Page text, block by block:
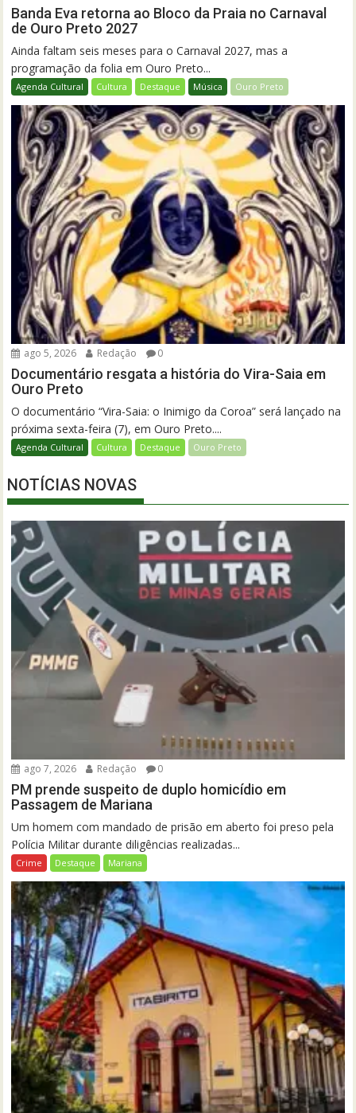
Banda Eva retorna ao Bloco da Praia no Carnaval
de Ouro Preto 2027
Ainda faltam seis meses para o Carnaval 2027, mas a
programação da folia em Ouro Preto...
Agenda Cultural Cultura Destaque Música Ouro Preto
ago 5, 2026 Redação 0
Documentário resgata a história do Vira-Saia em
Ouro Preto
O documentário “Vira-Saia: o Inimigo da Coroa” será lançado na
próxima sexta-feira (7), em Ouro Preto....
Agenda Cultural Cultura Destaque Ouro Preto
NOTÍCIAS NOVAS
ago 7, 2026 Redação 0
PM prende suspeito de duplo homicídio em
Passagem de Mariana
Um homem com mandado de prisão em aberto foi preso pela
Polícia Militar durante diligências realizadas...
Crime Destaque Mariana